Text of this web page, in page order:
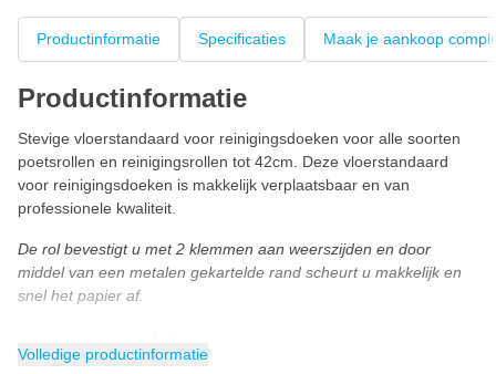
Productinformatie Specificaties Maak je aankoop
Productinformatie
Stevige vloerstandaard voor reinigingsdoeken voor alle soorten
poetsrollen en reinigingsrollen tot 42cm. Deze vloerstandaard
voor reinigingsdoeken is makkelijk verplaatsbaar en van
professionele kwaliteit.
De rol bevestigt u met 2 klemmen aan weerszijden en door
middel van een metalen gekartelde rand scheurt u makkelijk en
snel het papier af.
Volledige productinformatie